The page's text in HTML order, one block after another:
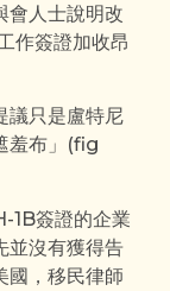
會人士說明改
作簽證加收昂
議只是盧特尼
羞布」(fig
1B簽證的企業
並沒有獲得告
國，移民律師